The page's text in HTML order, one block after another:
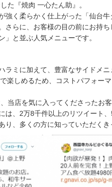
た『焼肉 一心たん助』。
強く柔らかく仕上がった「仙台
さらに、お客様の目の前にお持
」と並ぶ人気メニューです。
ラミに加えて、豊富なサイドメ
楽しめるため、コストパフォー
当店を気に入ってくださったお
は、2万8千件以上のリツイート
り、多くの方に知っていただくき